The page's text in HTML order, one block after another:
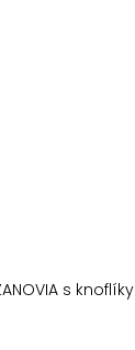
s knoflíky